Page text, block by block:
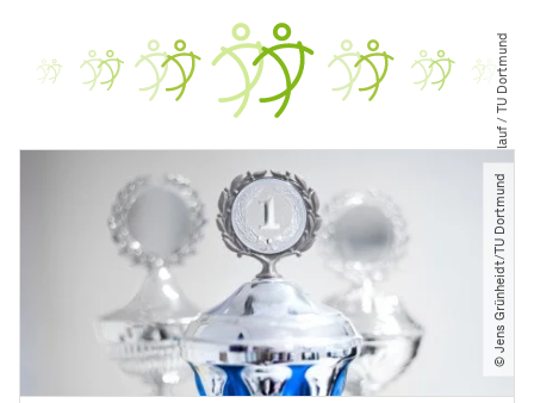
© Campuslauf ​/​ TU Dortmund
© Jens Grünheidt​/​TU Dortmund